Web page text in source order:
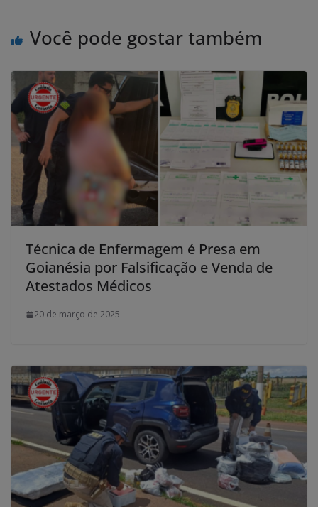
Você pode gostar também
Técnica de Enfermagem é Presa em
Goianésia por Falsificação e Venda de
Atestados Médicos
20 de março de 2025